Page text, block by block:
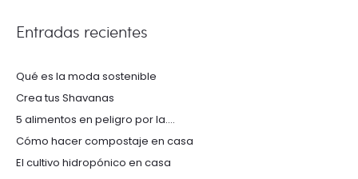
Entradas recientes
Qué es la moda sostenible
Crea tus Shavanas
5 alimentos en peligro por la….
Cómo hacer compostaje en casa
El cultivo hidropónico en casa